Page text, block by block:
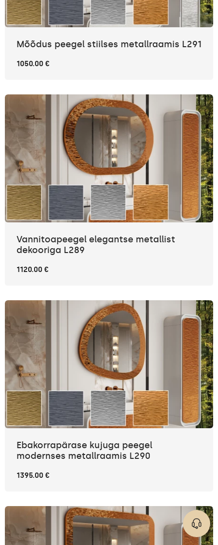
Mõõdus peegel stiilses metallraamis L291
1050.00 €
Vannitoapeegel elegantse metallist
dekooriga L289
1120.00 €
Ebakorrapärase kujuga peegel
modernses metallraamis L290
1395.00 €